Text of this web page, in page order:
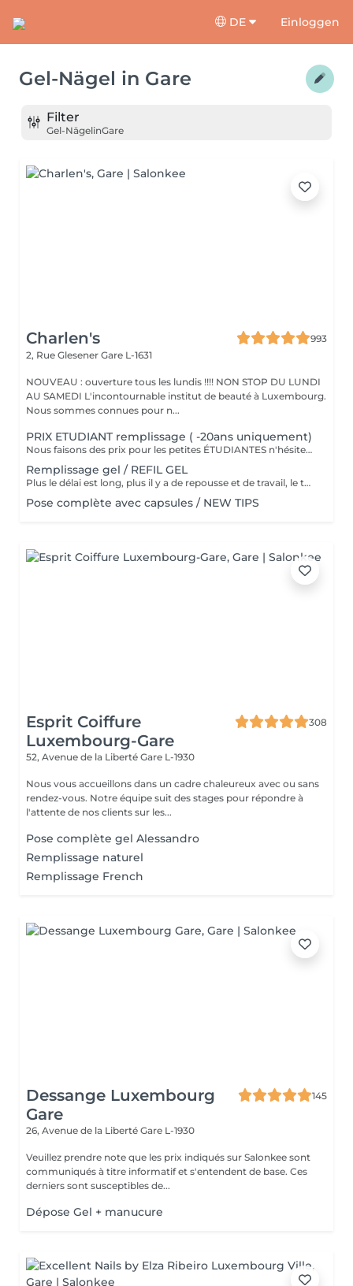
DE Einloggen
Gel-Nägel in Gare
Filter
Gel-NägelinGare
Charlen's
993
2, Rue Glesener Gare L-1631
NOUVEAU : ouverture tous les lundis !!!! NON STOP DU LUNDI
AU SAMEDI L'incontournable institut de beauté à Luxembourg.
Nous sommes connues pour n...
PRIX ETUDIANT remplissage ( -20ans uniquement)
Nous faisons des prix pour les petites ÉTUDIANTES n'hésitez pas a passer
Remplissage gel / REFIL GEL
Plus le délai est long, plus il y a de repousse et de travail, le tarif s'adapte donc au temps écoulé depuis votre dernier rendez-vous. Merci de choisir le remplissage adapté
Pose complète avec capsules / NEW TIPS
Esprit Coiffure
Luxembourg-Gare
308
52, Avenue de la Liberté Gare L-1930
Nous vous accueillons dans un cadre chaleureux avec ou sans
rendez-vous. Notre équipe suit des stages pour répondre à
l'attente de nos clients sur les...
Pose complète gel Alessandro
Remplissage naturel
Remplissage French
Dessange Luxembourg
Gare
145
26, Avenue de la Liberté Gare L-1930
Veuillez prendre note que les prix indiqués sur Salonkee sont
communiqués à titre informatif et s'entendent de base. Ces
derniers sont susceptibles de...
Dépose Gel + manucure